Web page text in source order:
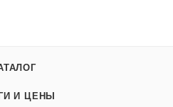
И ЦЕНЫ